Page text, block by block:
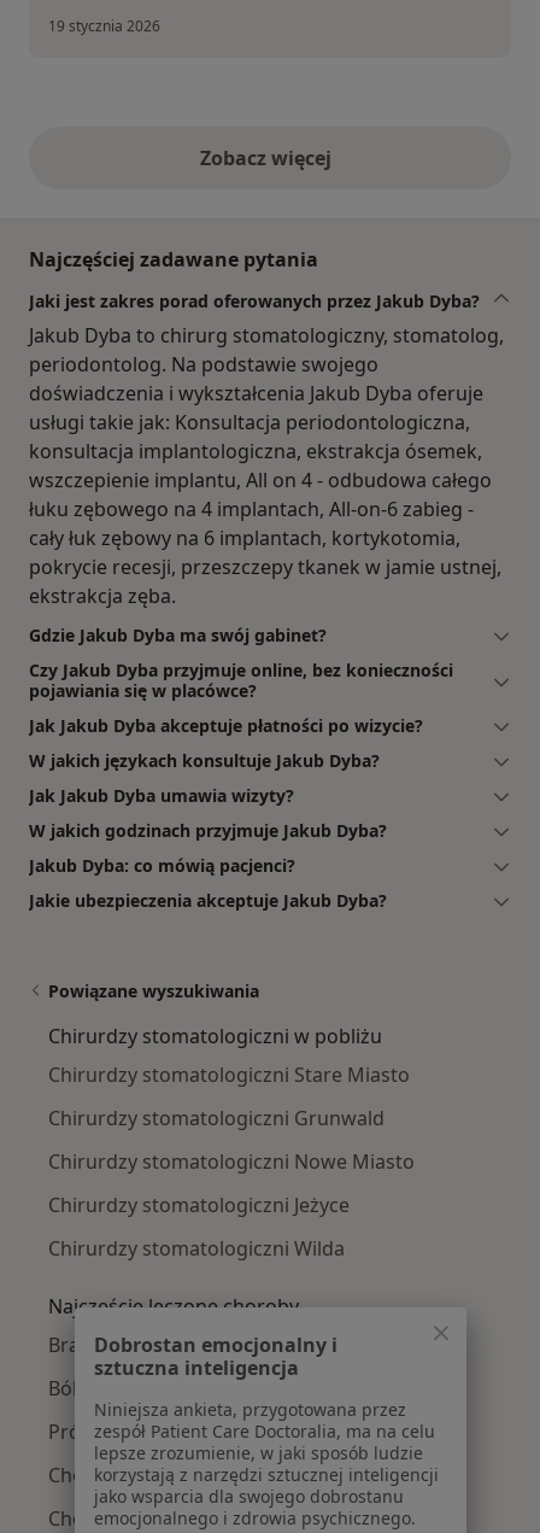
19 stycznia 2026
Zobacz więcejopinie powyżej
Najczęściej zadawane pytania
Jaki jest zakres porad oferowanych przez Jakub Dyba?
Jakub Dyba to chirurg stomatologiczny, stomatolog,
periodontolog. Na podstawie swojego
doświadczenia i wykształcenia Jakub Dyba oferuje
usługi takie jak: Konsultacja periodontologiczna,
konsultacja implantologiczna, ekstrakcja ósemek,
wszczepienie implantu, All on 4 - odbudowa całego
łuku zębowego na 4 implantach, All-on-6 zabieg -
cały łuk zębowy na 6 implantach, kortykotomia,
pokrycie recesji, przeszczepy tkanek w jamie ustnej,
ekstrakcja zęba.
Gdzie Jakub Dyba ma swój gabinet?
Czy Jakub Dyba przyjmuje online, bez konieczności
pojawiania się w placówce?
Jak Jakub Dyba akceptuje płatności po wizycie?
W jakich językach konsultuje Jakub Dyba?
Jak Jakub Dyba umawia wizyty?
W jakich godzinach przyjmuje Jakub Dyba?
Jakub Dyba: co mówią pacjenci?
Jakie ubezpieczenia akceptuje Jakub Dyba?
Powiązane wyszukiwania
Chirurdzy stomatologiczni w pobliżu
Chirurdzy stomatologiczni Stare Miasto
Chirurdzy stomatologiczni Grunwald
Chirurdzy stomatologiczni Nowe Miasto
Chirurdzy stomatologiczni Jeżyce
Chirurdzy stomatologiczni Wilda
Najczęście leczone choroby
Braki zębowe w Poznaniu
Ból zęba w Poznaniu
Próchnica w Poznaniu
Choroby dziąseł w Poznaniu
Choroby miazgi w Poznaniu
Dobrostan emocjonalny i
sztuczna inteligencja
Niniejsza ankieta, przygotowana przez
zespół Patient Care Doctoralia, ma na celu
lepsze zrozumienie, w jaki sposób ludzie
korzystają z narzędzi sztucznej inteligencji
jako wsparcia dla swojego dobrostanu
emocjonalnego i zdrowia psychicznego.